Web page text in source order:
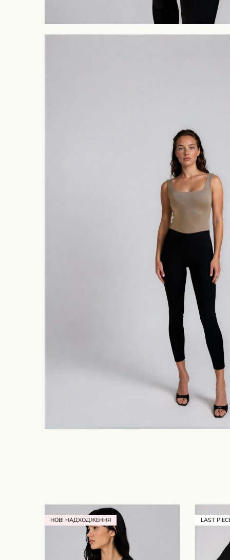
НОВІ НАДХОДЖЕННЯ LAST